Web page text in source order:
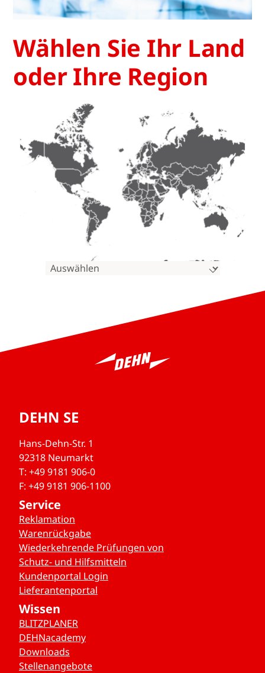
Wählen Sie Ihr Land
oder Ihre Region
DEHN SE
Hans-Dehn-Str. 1
92318 Neumarkt
T: +49 9181 906-0
F: +49 9181 906-1100
Service
Reklamation
Warenrückgabe
Wiederkehrende Prüfungen von
Schutz- und Hilfsmitteln
Kundenportal Login
Lieferantenportal
Wissen
BLITZPLANER
DEHNacademy
Downloads
Stellenangebote